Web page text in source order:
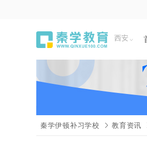
西安
秦学伊顿补习学校 教育资讯